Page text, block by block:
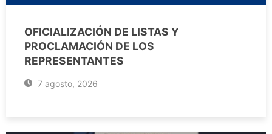
OFICIALIZACIÓN DE LISTAS Y
PROCLAMACIÓN DE LOS
REPRESENTANTES
7 agosto, 2026